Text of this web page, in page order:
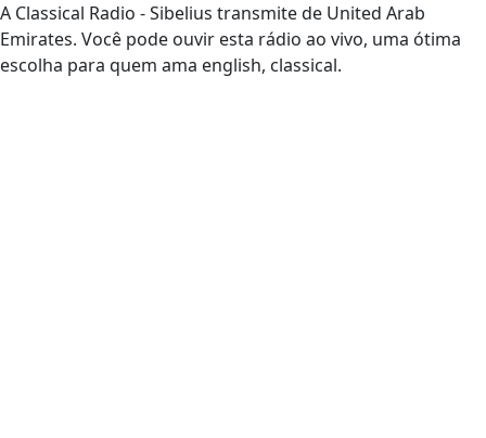
A Classical Radio - Sibelius transmite de United Arab
Emirates. Você pode ouvir esta rádio ao vivo, uma ótima
escolha para quem ama english, classical.